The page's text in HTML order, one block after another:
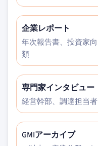
企業レポート
年次報告書、投資家
類
専門家インタビュー
経営幹部、調達担当
GMIアーカイブ